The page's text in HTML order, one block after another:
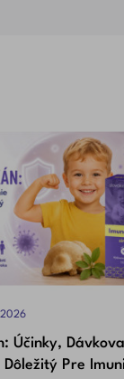
2026
Účinky,
Dôležitý Pre